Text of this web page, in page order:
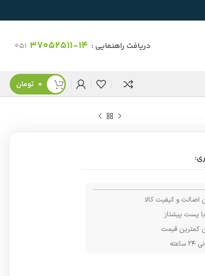
دریافت راهنمایی : 37052511-14
051
0 تومان
و کیفیت کالا
پست پیشتاز
کمترین قیمت